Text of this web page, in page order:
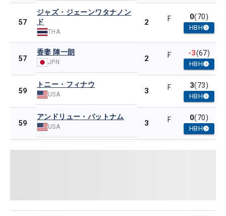
57
ジャズ・ジェーンワタナノン
ド
THA
2 F 0(70)
HBH
57
香妻 陣一朗
JPN 2 F -3(67)
HBH
59
トニー・フィナウ
USA 3 F 3(73)
HBH
59
アンドリュー・パットナム
USA 3 F 0(70)
HBH